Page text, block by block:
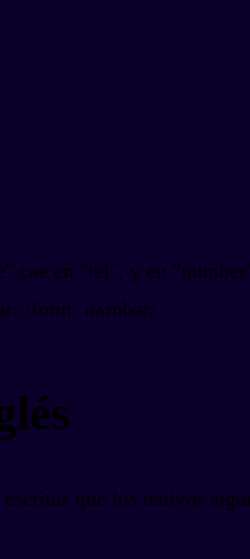
cae en "tel", y en
/foʊn ˈnʌmbər/.
que los nativos